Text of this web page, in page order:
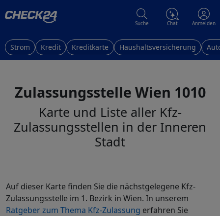
Suche Chat Anmelden
Strom Kredit Kreditkarte Haushaltsversicherung
Zulassungsstelle Wien 1010
Karte und Liste aller Kfz-
Zulassungsstellen in der Inneren
Stadt
Auf dieser Karte finden Sie die nächstgelegene Kfz-
Zulassungsstelle im 1. Bezirk in Wien. In unserem
Ratgeber zum Thema Kfz-Zulassung erfahren Sie